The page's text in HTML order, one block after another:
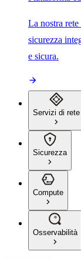
La nostra
sicurezza
e sicura.
Servizi di rete
Sicurezza
Compute
Osservabilità